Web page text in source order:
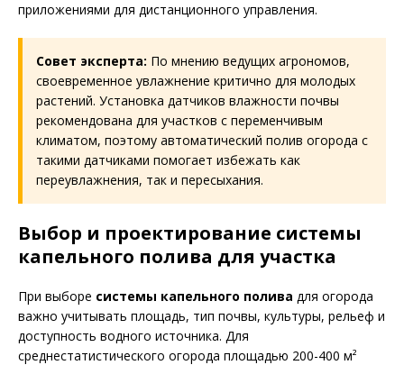
приложениями для дистанционного управления.
Совет эксперта: По мнению ведущих агрономов,
своевременное увлажнение критично для молодых
растений. Установка датчиков влажности почвы
рекомендована для участков с переменчивым
климатом, поэтому автоматический полив огорода с
такими датчиками помогает избежать как
переувлажнения, так и пересыхания.
Выбор и проектирование системы
капельного полива для участка
При выборе системы капельного полива для огорода
важно учитывать площадь, тип почвы, культуры, рельеф и
доступность водного источника. Для
среднестатистического огорода площадью 200-400 м²